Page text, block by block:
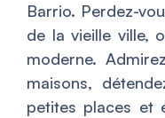
Barrio. Perdez-
de la vieille ville,
moderne.
maisons,
petites places et